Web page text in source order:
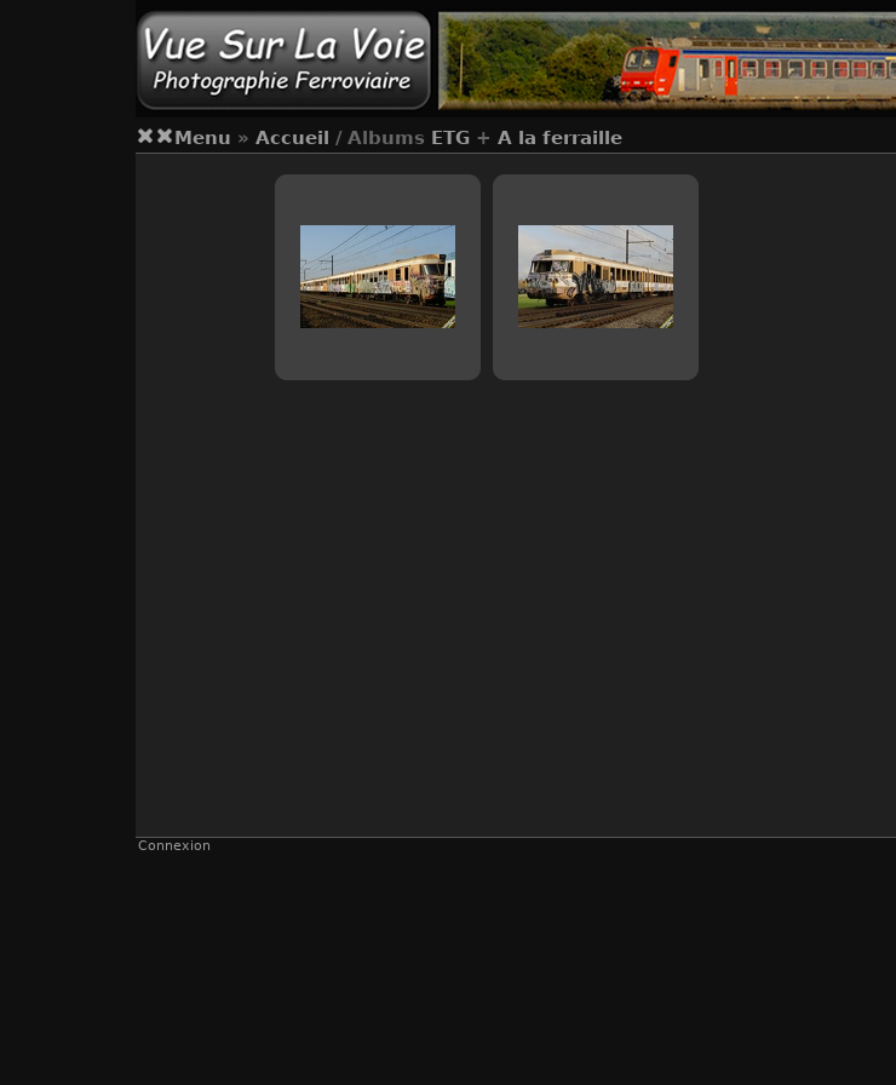
Menu » Accueil / Albums ETG + A la ferraille
Connexion